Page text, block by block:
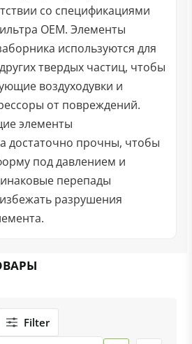
со спецификациями
OEM. Элементы
используются для
твердых частиц, чтобы
воздуходувки и
от повреждений.
элементы
достаточно прочны, чтобы
под давлением и
перепады
разрушения
Filter